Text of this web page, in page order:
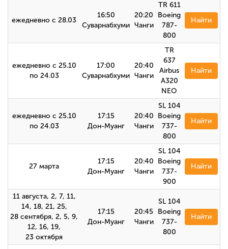
ежедневно с 28.03
16:50
Суварнабхуми
20:20
Чанги
TR 611
Boeing
787-
800
Найти
ежедневно с 25.10
по 24.03
17:00
Суварнабхуми
20:40
Чанги
TR
637
Airbus
A320
NEO
Найти
ежедневно с 25.10
по 24.03
17:15
Дон-Муанг
20:40
Чанги
SL 104
Boeing
737-
800
Найти
27 марта
17:15
Дон-Муанг
20:40
Чанги
SL 104
Boeing
737-
900
Найти
11 августа, 2, 7, 11,
14, 18, 21, 25,
28 сентября, 2, 5, 9,
12, 16, 19,
23 октября
17:15
Дон-Муанг
20:45
Чанги
SL 104
Boeing
737-
800
Найти